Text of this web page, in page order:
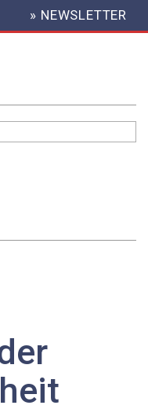
HEADER» NEWSLETTER